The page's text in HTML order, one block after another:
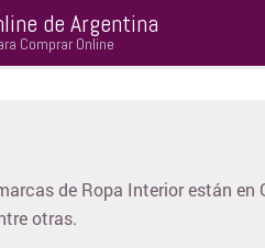
de Argentina
Comprar Online
de Ropa Interior están en
otras.